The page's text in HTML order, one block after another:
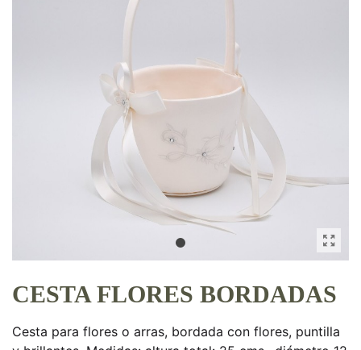
CESTA FLORES BORDADAS
Cesta para flores o arras, bordada con flores, puntilla